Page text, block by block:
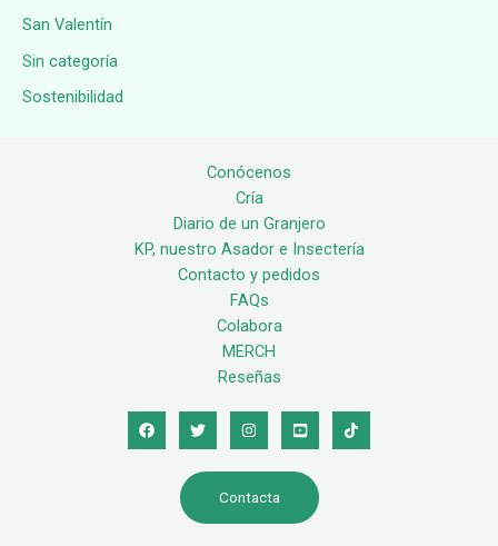
San Valentín
Sin categoría
Sostenibilidad
Conócenos
Cría
Diario de un Granjero
KP, nuestro Asador e Insectería
Contacto y pedidos
FAQs
Colabora
MERCH
Reseñas
Contacta